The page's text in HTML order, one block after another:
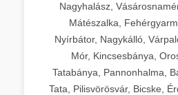
Nagyhalász,
Mátészalka,
Nyírbátor, Nagykálló,
Mór, Kincsesbánya,
Tatabánya, Pannonhalma,
Tata, Pilisvörösvár, Bicske,